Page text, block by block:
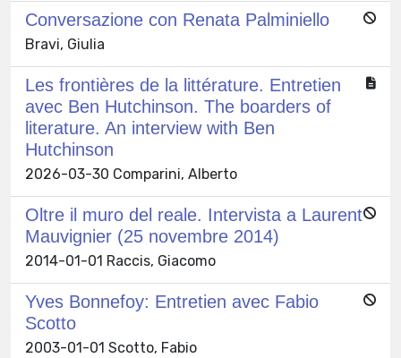
Conversazione con Renata Palminiello
Bravi, Giulia
Les frontières de la littérature. Entretien
avec Ben Hutchinson. The boarders of
literature. An interview with Ben
Hutchinson
2026-03-30 Comparini, Alberto
Oltre il muro del reale. Intervista a Laurent
Mauvignier (25 novembre 2014)
2014-01-01 Raccis, Giacomo
Yves Bonnefoy: Entretien avec Fabio
Scotto
2003-01-01 Scotto, Fabio